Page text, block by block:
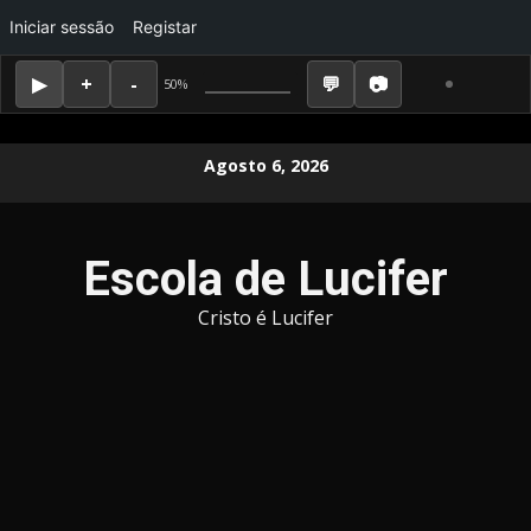
50%
Iniciar sessão Registar
Agosto 6, 2026
Escola de Lucifer
Cristo é Lucifer